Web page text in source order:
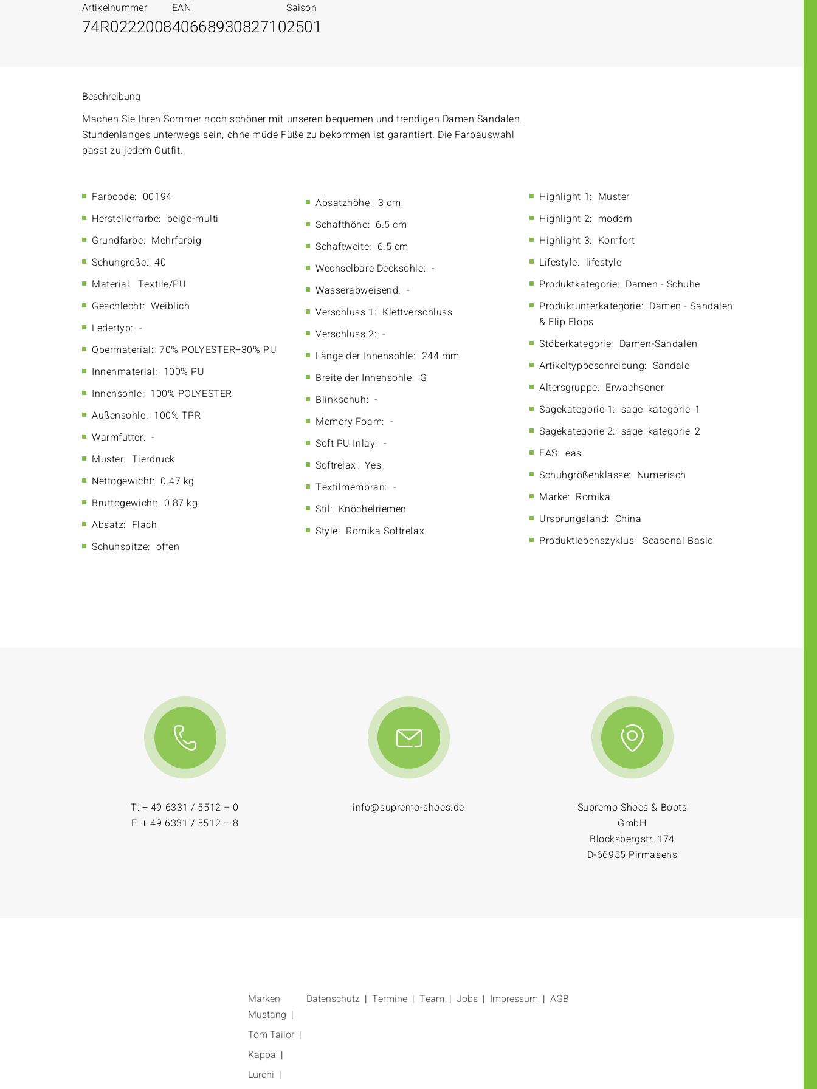
Artikelnummer
74R0222008
EAN
4066893082710
Saison
2501
Beschreibung
Machen Sie Ihren Sommer noch schöner mit unseren bequemen und trendigen Damen Sandalen.
Stundenlanges unterwegs sein, ohne müde Füße zu bekommen ist garantiert. Die Farbauswahl
passt zu jedem Outfit.
Farbcode: 00194
Herstellerfarbe: beige-multi
Grundfarbe: Mehrfarbig
Schuhgröße: 40
Material: Textile/PU
Geschlecht: Weiblich
Ledertyp: -
Obermaterial: 70% POLYESTER+30% PU
Innenmaterial: 100% PU
Innensohle: 100% POLYESTER
Außensohle: 100% TPR
Warmfutter: -
Muster: Tierdruck
Nettogewicht: 0.47 kg
Bruttogewicht: 0.87 kg
Absatz: Flach
Schuhspitze: offen
Absatzhöhe: 3 cm
Schafthöhe: 6.5 cm
Schaftweite: 6.5 cm
Wechselbare Decksohle: -
Wasserabweisend: -
Verschluss 1: Klettverschluss
Verschluss 2: -
Länge der Innensohle: 244 mm
Breite der Innensohle: G
Blinkschuh: -
Memory Foam: -
Soft PU Inlay: -
Softrelax: Yes
Textilmembran: -
Stil: Knöchelriemen
Style: Romika Softrelax
Highlight 1: Muster
Highlight 2: modern
Highlight 3: Komfort
Lifestyle: lifestyle
Produktkategorie: Damen - Schuhe
Produktunterkategorie: Damen - Sandalen
& Flip Flops
Stöberkategorie: Damen-Sandalen
Artikeltypbeschreibung: Sandale
Altersgruppe: Erwachsener
Sagekategorie 1: sage_kategorie_1
Sagekategorie 2: sage_kategorie_2
EAS: eas
Schuhgrößenklasse: Numerisch
Marke: Romika
Ursprungsland: China
Produktlebenszyklus: Seasonal Basic
T: + 49 6331 / 5512 – 0
F: + 49 6331 / 5512 – 8
info@supremo-shoes.de
Supremo Shoes & Boots
GmbH
Blocksbergstr. 174
D-66955 Pirmasens
Marken
Mustang
Tom Tailor
Kappa
Lurchi
Datenschutz Termine Team Jobs Impressum AGB